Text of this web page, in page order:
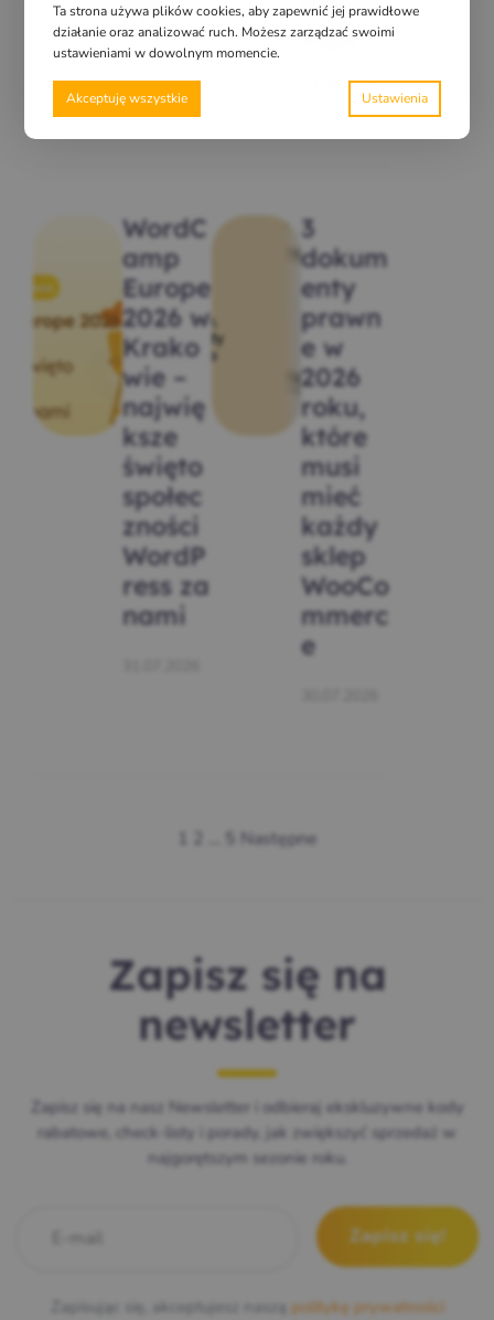
zyć
05.08.2026
kalkul
acja
03.08.2026
WordC
amp
Europe
2026 w
Krako
wie –
najwię
ksze
święto
społec
zności
WordP
ress za
nami
3
dokum
enty
prawn
e w
2026
roku,
które
musi
mieć
każdy
sklep
WooCo
mmerc
e
Następne
Zapisz się na
newsletter
Zapisz się na nasz Newsletter i odbieraj ekskluzywne kody
rabatowe, check-listy i porady, jak zwiększyć sprzedaż w
najgorętszym sezonie roku.
E-mail*
Zapisując się, akceptujesz naszą politykę prywatności
Ta strona używa plików cookies, aby zapewnić jej prawidłowe
działanie oraz analizować ruch. Możesz zarządzać swoimi
ustawieniami w dowolnym momencie.
Akceptuję wszystkie